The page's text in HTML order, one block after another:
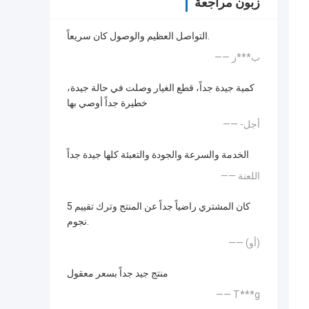
التواصل العظيم والوصول كان سريعاً.
—— ب***ز
كمية جيدة جداً، قطع الغيار وصلت في حالة جيدة،
خطيرة جداً أوصي بها
—— -أجل
الخدمة والسرعة والجودة والتعبئة كلها جيدة جداً
—— اللعنة
كان المشتري راضياً جداً عن المنتج وترك تقييم 5
نجوم.
—— (أو)
منتج جيد جداً بسعر معقول
—— T***g